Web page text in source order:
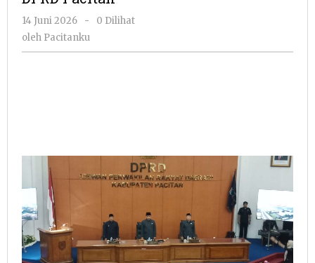
Pacitan
14 Juni 2026
oleh
Pacitanku
-
0 Dilihat
oleh Pacitanku